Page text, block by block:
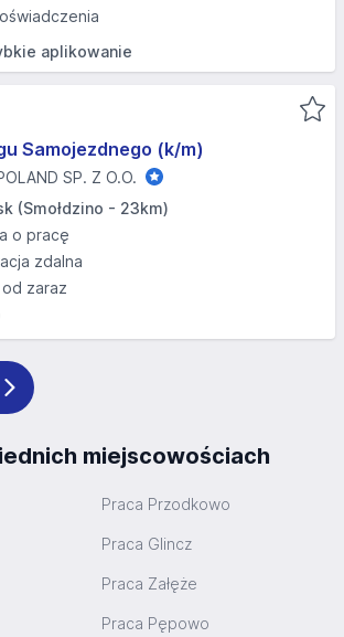
aplikowanie
Samojezdnego (k/m)
SP. Z O.O.
(Smołdzino - 23km)
o pracę
zdalna
zaraz
miejscowościach
Praca Przodkowo
Praca Glincz
Praca Załęże
Praca Pępowo